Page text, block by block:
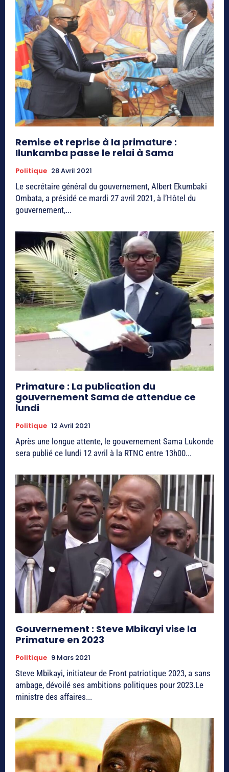
Remise et reprise à la primature :
Ilunkamba passe le relai à Sama
Politique 28 Avril 2021
Le secrétaire général du gouvernement, Albert Ekumbaki
Ombata, a présidé ce mardi 27 avril 2021, à l’Hôtel du
gouvernement,...
Primature : La publication du
gouvernement Sama de attendue ce
lundi
Politique 12 Avril 2021
Après une longue attente, le gouvernement Sama Lukonde
sera publié ce lundi 12 avril à la RTNC entre 13h00...
Gouvernement : Steve Mbikayi vise la
Primature en 2023
Politique 9 Mars 2021
Steve Mbikayi, initiateur de Front patriotique 2023, a sans
ambage, dévoilé ses ambitions politiques pour 2023.Le
ministre des affaires...